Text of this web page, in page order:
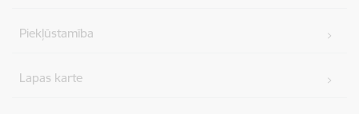
Piekļūstamība
Lapas karte